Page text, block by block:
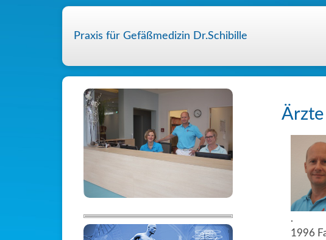
Praxis für Gefäßmedizin Dr.Schibille
Ärzte
.
1996